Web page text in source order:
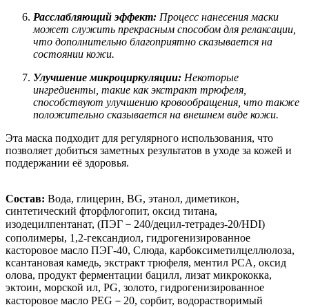
Расслабляющий эффект: Процесс нанесения маски
может служить прекрасным способом для релаксации,
что дополнительно благоприятно сказывается на
состоянии кожи.
Улучшение микроциркуляции: Некоторые
ингредиенты, такие как экстракт трюфеля,
способствуют улучшению кровообращения, что также
положительно сказывается на внешнем виде кожи.
Эта маска подходит для регулярного использования, что
позволяет добиться заметных результатов в уходе за кожей и
поддержании её здоровья.
Состав: Вода, глицерин, BG, этанол, диметикон,
синтетический фторфлогопит, оксид титана,
изодецилпентанат, (ПЭГ－240/децил-тетрадез-20/HDI)
сополимеры, 1,2-гександиол, гидрогенизированное
касторовое масло ПЭГ-40, Слюда, карбоксиметилцеллюлоза,
ксантановая камедь, экстракт трюфеля, ментил PCA, оксид
олова, продукт ферментации бацилл, лизат микрококка,
эктоин, морской ил, PG, золото, гидрогенизированное
касторовое масло PEG－20, сорбит, водорастворимый